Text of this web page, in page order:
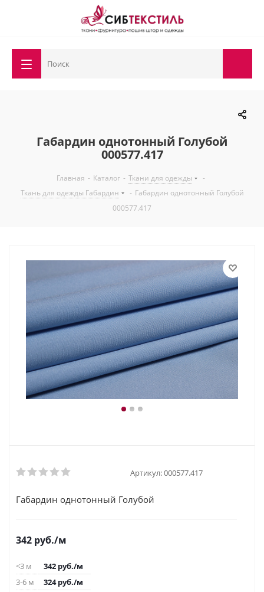
Габардин однотонный Голубой
000577.417
Главная - Каталог - Ткани для одежды
-
Ткань для одежды Габардин
- Габардин однотонный Голубой
000577.417
Артикул:000577.417
Габардин однотонный Голубой
342 руб./м
<3 м 342 руб./м
3-6 м
324руб./м